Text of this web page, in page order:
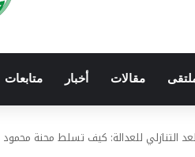
مقالات أخبار متابعات
التنازلي للعدالة: كيف تسلط محنة